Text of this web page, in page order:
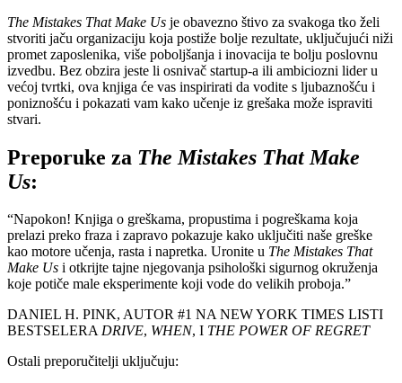
The Mistakes That Make Us je obavezno štivo za svakoga tko želi
stvoriti jaču organizaciju koja postiže bolje rezultate, uključujući niži
promet zaposlenika, više poboljšanja i inovacija te bolju poslovnu
izvedbu. Bez obzira jeste li osnivač startup-a ili ambiciozni lider u
većoj tvrtki, ova knjiga će vas inspirirati da vodite s ljubaznošću i
poniznošću i pokazati vam kako učenje iz grešaka može ispraviti
stvari.
Preporuke za The Mistakes That Make
Us:
“Napokon! Knjiga o greškama, propustima i pogreškama koja
prelazi preko fraza i zapravo pokazuje kako uključiti naše greške
kao motore učenja, rasta i napretka. Uronite u The Mistakes That
Make Us i otkrijte tajne njegovanja psihološki sigurnog okruženja
koje potiče male eksperimente koji vode do velikih proboja.”
DANIEL H. PINK, AUTOR #1 NA NEW YORK TIMES LISTI
BESTSELERADRIVE, WHEN, I THE POWER OF REGRET
Ostali preporučitelji uključuju: